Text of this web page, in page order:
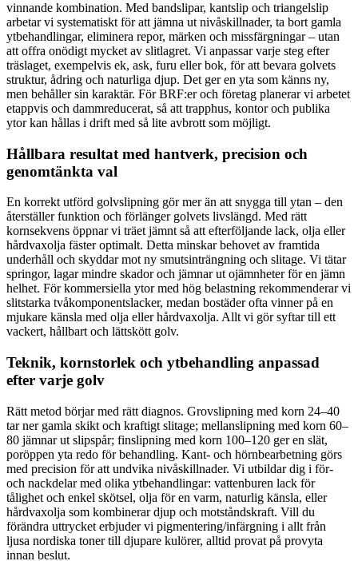
vinnande kombination. Med bandslipar, kantslip och triangelslip
arbetar vi systematiskt för att jämna ut nivåskillnader, ta bort gamla
ytbehandlingar, eliminera repor, märken och missfärgningar – utan
att offra onödigt mycket av slitlagret. Vi anpassar varje steg efter
träslaget, exempelvis ek, ask, furu eller bok, för att bevara golvets
struktur, ådring och naturliga djup. Det ger en yta som känns ny,
men behåller sin karaktär. För BRF:er och företag planerar vi arbetet
etappvis och dammreducerat, så att trapphus, kontor och publika
ytor kan hållas i drift med så lite avbrott som möjligt.
Hållbara resultat med hantverk, precision och
genomtänkta val
En korrekt utförd golvslipning gör mer än att snygga till ytan – den
återställer funktion och förlänger golvets livslängd. Med rätt
kornsekvens öppnar vi träet jämnt så att efterföljande lack, olja eller
hårdvaxolja fäster optimalt. Detta minskar behovet av framtida
underhåll och skyddar mot ny smutsinträngning och slitage. Vi tätar
springor, lagar mindre skador och jämnar ut ojämnheter för en jämn
helhet. För kommersiella ytor med hög belastning rekommenderar vi
slitstarka tvåkomponentslacker, medan bostäder ofta vinner på en
mjukare känsla med olja eller hårdvaxolja. Allt vi gör syftar till ett
vackert, hållbart och lättskött golv.
Teknik, kornstorlek och ytbehandling anpassad
efter varje golv
Rätt metod börjar med rätt diagnos. Grovslipning med korn 24–40
tar ner gamla skikt och kraftigt slitage; mellanslipning med korn 60–
80 jämnar ut slipspår; finslipning med korn 100–120 ger en slät,
poröppen yta redo för behandling. Kant- och hörnbearbetning görs
med precision för att undvika nivåskillnader. Vi utbildar dig i för-
och nackdelar med olika ytbehandlingar: vattenburen lack för
tålighet och enkel skötsel, olja för en varm, naturlig känsla, eller
hårdvaxolja som kombinerar djup och motståndskraft. Vill du
förändra uttrycket erbjuder vi pigmentering/infärgning i allt från
ljusa nordiska toner till djupare kulörer, alltid provat på provyta
innan beslut.